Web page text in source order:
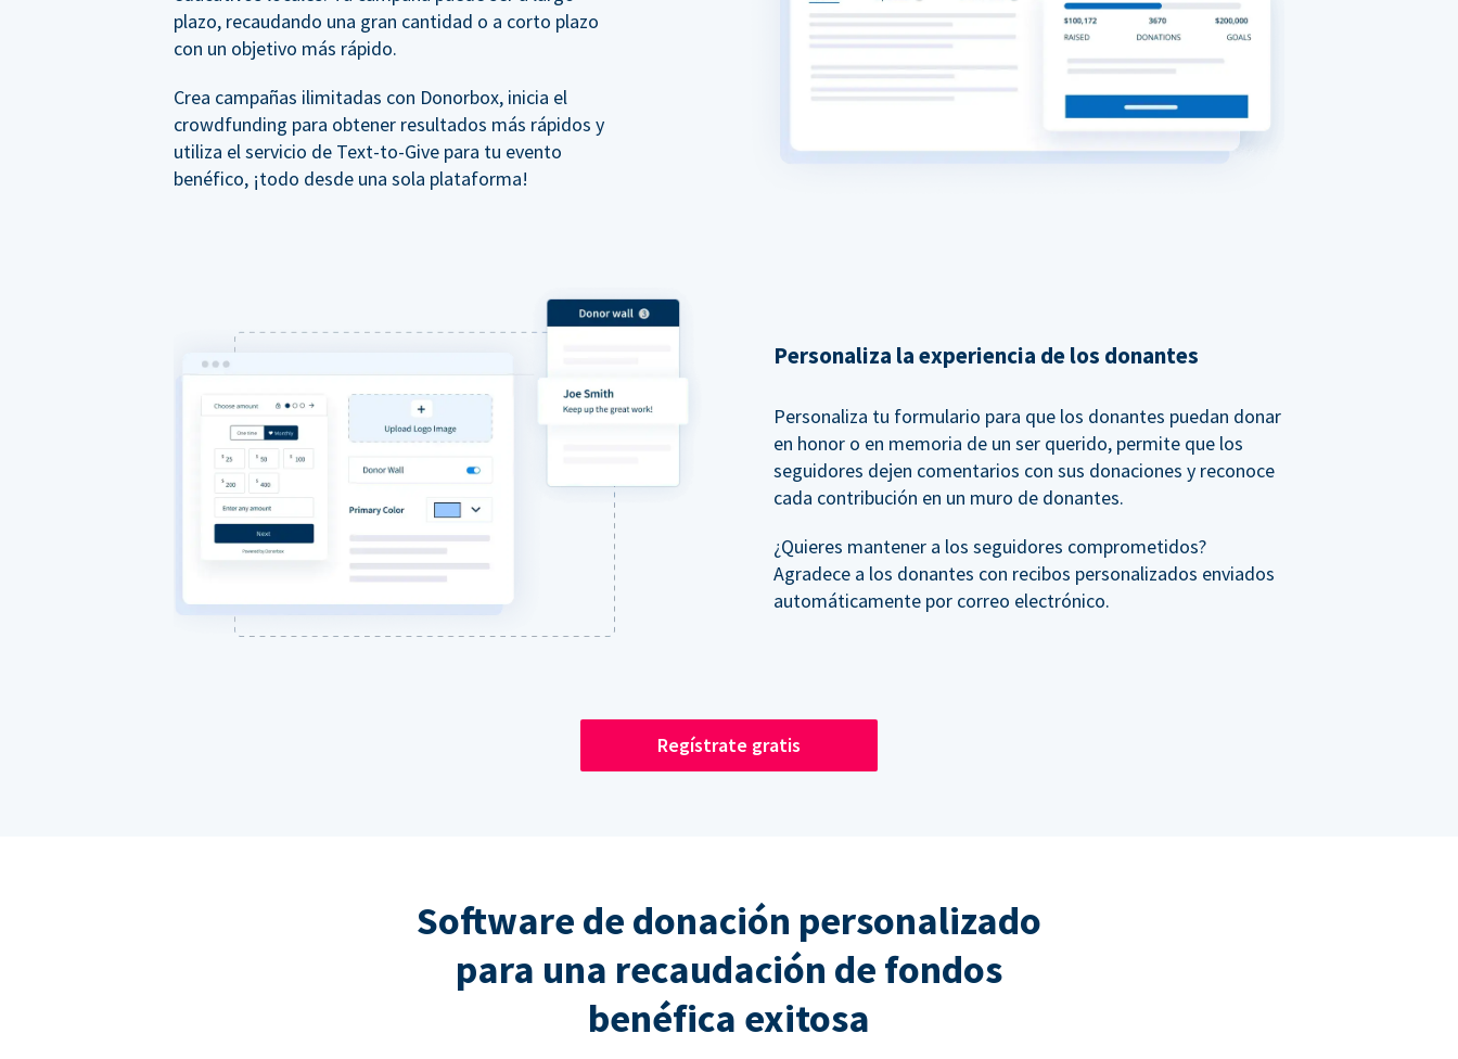
plazo, recaudando una gran cantidad o a corto plazo
con un objetivo más rápido.
Crea campañas ilimitadas con Donorbox, inicia el
crowdfunding para obtener resultados más rápidos y
utiliza el servicio de Text-to-Give para tu evento
benéfico, ¡todo desde una sola plataforma!
Personaliza la experiencia de los donantes
Personaliza tu formulario para que los donantes puedan donar
en honor o en memoria de un ser querido, permite que los
seguidores dejen comentarios con sus donaciones y reconoce
cada contribución en un muro de donantes.
¿Quieres mantener a los seguidores comprometidos?
Agradece a los donantes con recibos personalizados enviados
automáticamente por correo electrónico.
Regístrate gratis
Software de donación personalizado
para una recaudación de fondos
benéfica exitosa